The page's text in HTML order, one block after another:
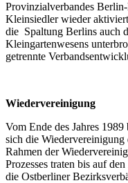
Provinzialverbandes
Kleinsiedler wieder
die Spaltung Berlins auch
Kleingartenwesens
getrennte
Wiedervereinigung
Vom Ende des Jahres
sich die
Rahmen der
Prozesses traten bis auf
die Ostberliner